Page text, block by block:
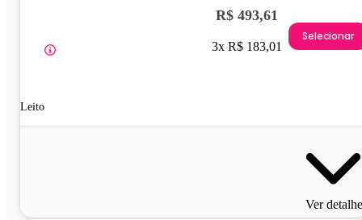
Leito
R$ 493,61
3x R$ 183,01
Selecionar
Ver